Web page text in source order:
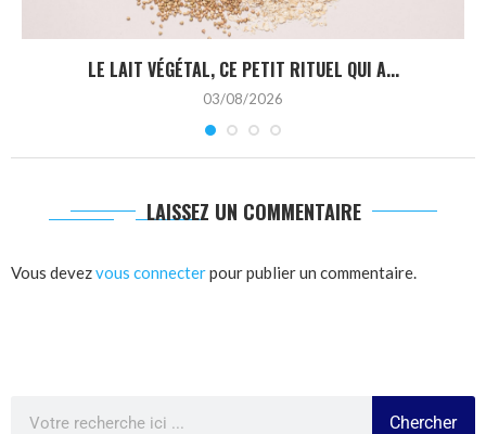
LE LAIT VÉGÉTAL, CE PETIT RITUEL QUI A...
03/08/2026
LAISSEZ UN COMMENTAIRE
Vous devezvous connecterpour publier un commentaire.
Chercher